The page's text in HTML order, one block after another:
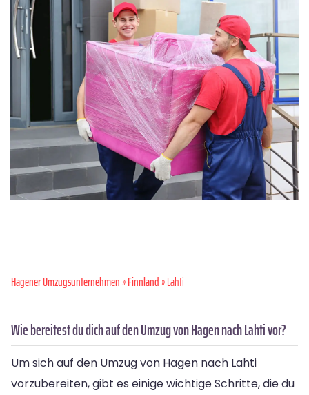
Hagener Umzugsunternehmen»Finnland» Lahti
Wie bereitest du dich auf den Umzug von Hagen nach Lahti vor?
Um sich auf den Umzug von Hagen nach Lahti
vorzubereiten, gibt es einige wichtige Schritte, die du